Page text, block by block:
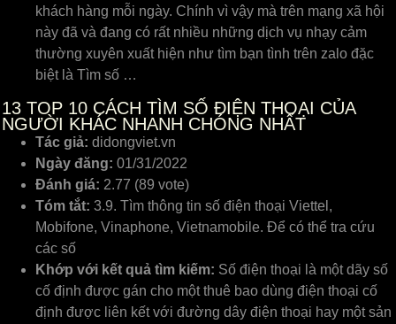
khách hàng mỗi ngày. Chính vì vậy mà trên mạng xã hội
này đã và đang có rất nhiều những dịch vụ nhạy cảm
thường xuyên xuất hiện như tìm bạn tình trên zalo đặc
biệt là Tìm số …
13 TOP 10 CÁCH TÌM SỐ ĐIỆN THOẠI CỦA
NGƯỜI KHÁC NHANH CHÓNG NHẤT
Tác giả: didongviet.vn
Ngày đăng: 01/31/2022
Đánh giá: 2.77 (89 vote)
Tóm tắt: 3.9. Tìm thông tin số điện thoại Viettel,
Mobifone, Vinaphone, Vietnamobile. Để có thể tra cứu
các số
Khớp với kết quả tìm kiếm: Số điện thoại là một dãy số
cố định được gán cho một thuê bao dùng điện thoại cố
định được liên kết với đường dây điện thoại hay một sản